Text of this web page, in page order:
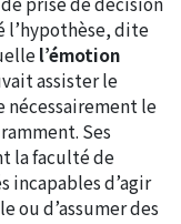
l’hypothèse, dite
l’émotion
assister le
nécessairement le
Ses
la faculté de
incapables d’agir
ou d’assumer des